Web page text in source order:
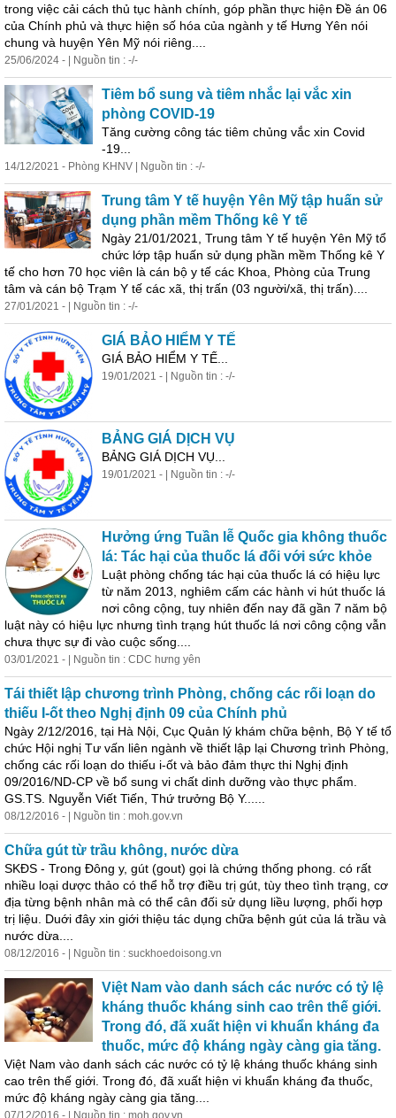
trong việc cải cách thủ tục hành chính, góp phần thực hiện Đề án 06
của Chính phủ và thực hiện số hóa của ngành y tế Hưng Yên nói
chung và huyện Yên Mỹ nói riêng....
25/06/2024 - | Nguồn tin : -/-
Tiêm bổ sung và tiêm nhắc lại vắc xin
phòng COVID-19
Tăng cường công tác tiêm chủng vắc xin Covid
-19...
14/12/2021 - Phòng KHNV | Nguồn tin : -/-
Trung tâm Y tế huyện Yên Mỹ tập huấn sử
dụng phần mềm Thống kê Y tế
Ngày 21/01/2021, Trung tâm Y tế huyện Yên Mỹ tổ
chức lớp tập huấn sử dụng phần mềm Thống kê Y
tế cho hơn 70 học viên là cán bộ y tế các Khoa, Phòng của Trung
tâm và cán bộ Trạm Y tế các xã, thị trấn (03 người/xã, thị trấn)....
27/01/2021 - | Nguồn tin : -/-
GIÁ BẢO HIỂM Y TẾ
GIÁ BẢO HIỂM Y TẾ...
19/01/2021 - | Nguồn tin : -/-
BẢNG GIÁ DỊCH VỤ
BẢNG GIÁ DỊCH VỤ...
19/01/2021 - | Nguồn tin : -/-
Hưởng ứng Tuần lễ Quốc gia không thuốc
lá: Tác hại của thuốc lá đối với sức khỏe
Luật phòng chống tác hại của thuốc lá có hiệu lực
từ năm 2013, nghiêm cấm các hành vi hút thuốc lá
nơi công cộng, tuy nhiên đến nay đã gần 7 năm bộ
luật này có hiệu lực nhưng tình trạng hút thuốc lá nơi công cộng vẫn
chưa thực sự đi vào cuộc sống....
03/01/2021 - | Nguồn tin : CDC hưng yên
Tái thiết lập chương trình Phòng, chống các rối loạn do
thiếu I-ốt theo Nghị định 09 của Chính phủ
Ngày 2/12/2016, tại Hà Nội, Cục Quản lý khám chữa bệnh, Bộ Y tế tổ
chức Hội nghị Tư vấn liên ngành về thiết lập lại Chương trình Phòng,
chống các rối loạn do thiếu i-ốt và bảo đảm thực thi Nghị định
09/2016/ND-CP về bổ sung vi chất dinh dưỡng vào thực phẩm.
GS.TS. Nguyễn Viết Tiến, Thứ trưởng Bộ Y......
08/12/2016 - | Nguồn tin : moh.gov.vn
Chữa gút từ trầu không, nước dừa
SKĐS - Trong Đông y, gút (gout) gọi là chứng thống phong. có rất
nhiều loại dược thảo có thể hỗ trợ điều trị gút, tùy theo tình trạng, cơ
địa từng bệnh nhân mà có thể cân đối sử dụng liều lượng, phối hợp
trị liệu. Duới đây xin giới thiệu tác dụng chữa bệnh gút của lá trầu và
nước dừa....
08/12/2016 - | Nguồn tin : suckhoedoisong.vn
Việt Nam vào danh sách các nước có tỷ lệ
kháng thuốc kháng sinh cao trên thế giới.
Trong đó, đã xuất hiện vi khuẩn kháng đa
thuốc, mức độ kháng ngày càng gia tăng.
Việt Nam vào danh sách các nước có tỷ lệ kháng thuốc kháng sinh
cao trên thế giới. Trong đó, đã xuất hiện vi khuẩn kháng đa thuốc,
mức độ kháng ngày càng gia tăng....
07/12/2016 - | Nguồn tin : moh.gov.vn